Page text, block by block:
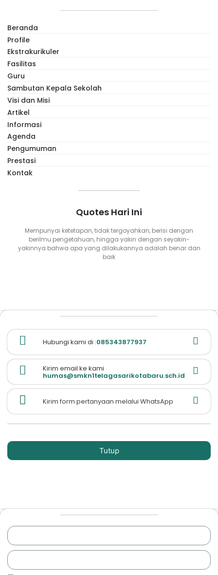
Beranda
Profile
Ekstrakurikuler
Fasilitas
Guru
Sambutan Kepala Sekolah
Visi dan Misi
Artikel
Informasi
Agenda
Pengumuman
Prestasi
Kontak
Quotes Hari Ini
Mempunyai ketetapan, tidak tergoyahkan, berisi dengan
berilmu pengetahuan, hingga yakin dengan seyakin-
yakinnya bahwa apa yang dilakukannya adalah benar dan
baik
Hubungi kami di :085343877937
Kirim email ke kami
humas@smkn1telagasarikotabaru.sch.id
Kirim form pertanyaan melalui WhatsApp
Tutup